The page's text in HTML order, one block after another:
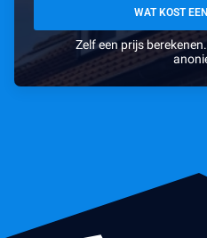
WAT KOST
Zelf een prijs